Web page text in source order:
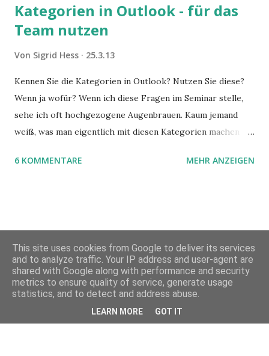
Kategorien in Outlook - für das
Team nutzen
Von Sigrid Hess 25.3.13
Kennen Sie die Kategorien in Outlook? Nutzen Sie diese?
Wenn ja wofür? Wenn ich diese Fragen im Seminar stelle,
sehe ich oft hochgezogene Augenbrauen. Kaum jemand
weiß, was man eigentlich mit diesen Kategorien machen
sie Ihnen vor.
6 KOMMENTARE MEHR ANZEIGEN
Powered by Blogger
This site uses cookies from Google to deliver its services
and to analyze traffic. Your IP address and user-agent are
shared with Google along with performance and security
metrics to ensure quality of service, generate usage
statistics, and to detect and address abuse.
LEARN MORE GOT IT